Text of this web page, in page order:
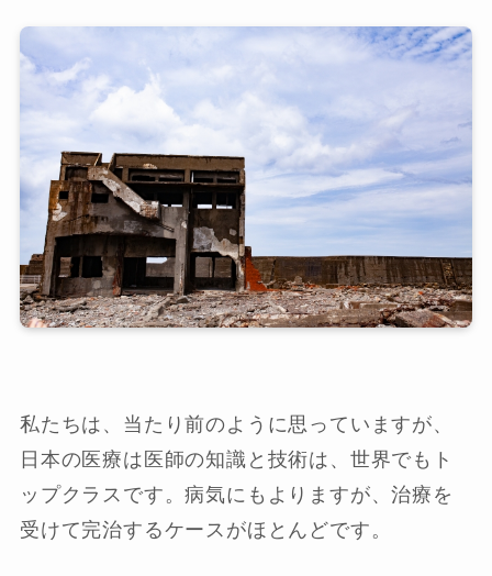
私たちは、当たり前のように思っていますが、
日本の医療は医師の知識と技術は、世界でもト
ップクラスです。病気にもよりますが、治療を
受けて完治するケースがほとんどです。